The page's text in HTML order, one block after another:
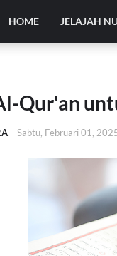
HOME JELAJAH
Qur'an
- Sabtu, Februari 01,